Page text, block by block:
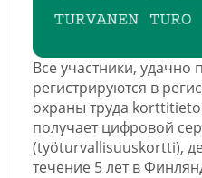
Все участники,
регистрируются в
охраны труда
получает цифровой
(työturvallisuuskortti),
течение 5 лет в